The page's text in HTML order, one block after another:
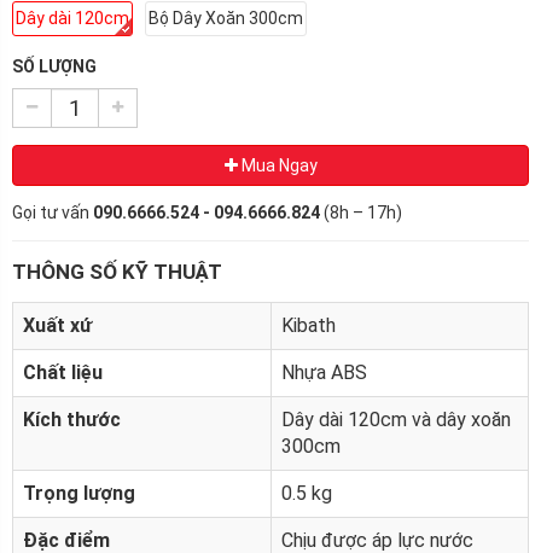
Dây dài 120cm
Bộ Dây Xoăn 300cm
SỐ LƯỢNG
Mua Ngay
Gọi tư vấn 090.6666.524 - 094.6666.824(8h – 17h)
THÔNG SỐ KỸ THUẬT
Xuất xứ Kibath
Chất liệu Nhựa ABS
Kích thước
Dây dài 120cm và dây xoăn
300cm
Trọng lượng 0.5 kg
Đặc điểm
Chịu được áp lực nước